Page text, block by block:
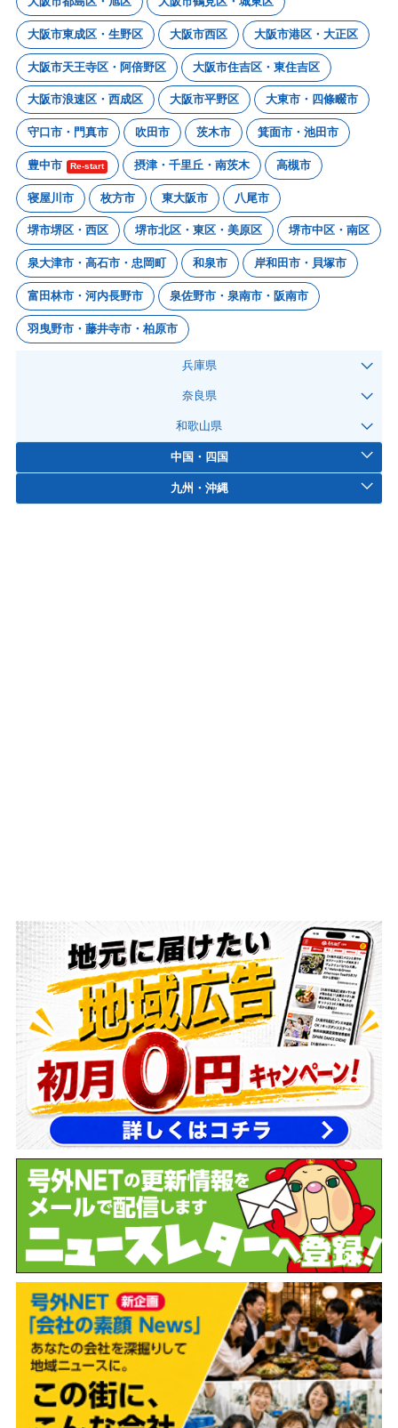
大阪市東成区・生野区 大阪市西区 大阪市港区・大正区
大阪市天王寺区・阿倍野区 大阪市住吉区・東住吉区
大阪市浪速区・西成区 大阪市平野区 大東市・四條畷市
守口市・門真市 吹田市 茨木市 箕面市・池田市
豊中市 Re-start 摂津・千里丘・南茨木 高槻市
寝屋川市 枚方市 東大阪市 八尾市
堺市堺区・西区 堺市北区・東区・美原区 堺市中区・南区
泉大津市・高石市・忠岡町 和泉市 岸和田市・貝塚市
富田林市・河内長野市 泉佐野市・泉南市・阪南市
羽曳野市・藤井寺市・柏原市
兵庫県
奈良県
和歌山県
中国・四国
九州・沖縄